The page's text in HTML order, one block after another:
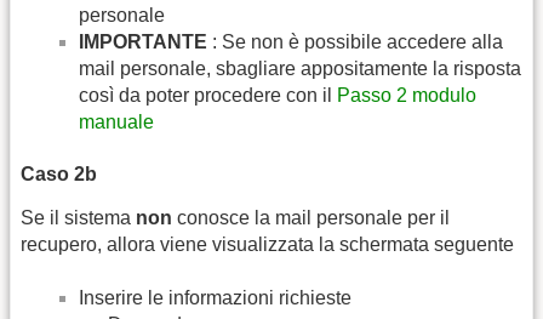
personale
IMPORTANTE : Se non è possibile accedere alla
mail personale, sbagliare appositamente la risposta
così da poter procedere con il
Passo 2 modulo
manuale
Caso 2b
Se il sistema non conosce la mail personale per il
recupero, allora viene visualizzata la schermata seguente
Inserire le informazioni richieste